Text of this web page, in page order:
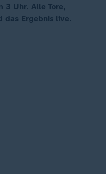
Uhr. Alle Tore,
das Ergebnis live.